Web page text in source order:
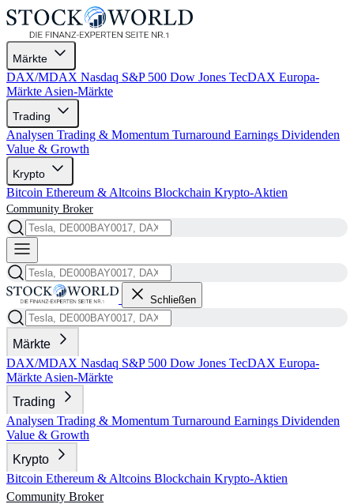
Märkte
DAX/MDAX Nasdaq S&P 500 Dow Jones TecDAX Europa-
Märkte Asien-Märkte
Trading
Analysen Trading & Momentum Turnaround Earnings Dividenden
Value & Growth
Krypto
Bitcoin Ethereum & Altcoins Blockchain Krypto-Aktien
Community Broker
Schließen
Märkte
DAX/MDAX Nasdaq S&P 500 Dow Jones TecDAX Europa-
Märkte Asien-Märkte
Trading
Analysen Trading & Momentum Turnaround Earnings Dividenden
Value & Growth
Krypto
Bitcoin Ethereum & Altcoins Blockchain Krypto-Aktien
Community Broker